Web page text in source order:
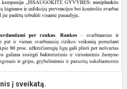
į sveikatą.